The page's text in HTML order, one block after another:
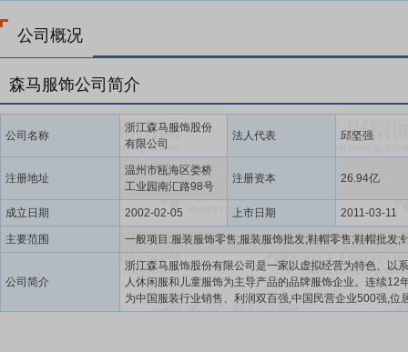
公司概况
森马服饰公司简介
公司名称
浙江森马服饰股份
有限公司
法人代表 邱坚强
注册地址
温州市瓯海区娄桥
工业园南汇路98号
注册资本 26.94亿
成立日期 2002-02-05 上市日期 2011-03-11
主要范围
公司简介
浙江森马服饰股份有限公司是一家以虚拟经营为特色、以
人休闲服和儿童服饰为主导产品的品牌服饰企业。连续12
为中国服装行业销售、利润双百强,中国民营企业500强,位
服装行业竞争力10强,是中国服装行业优势企业之一。公司